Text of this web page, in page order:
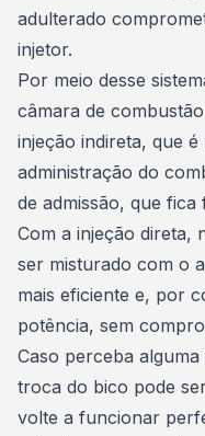
adulterado
injetor.
Por meio desse
câmara de
injeção indireta, que
administração do
de admissão, que
Com a injeção direta,
ser misturado com o
mais eficiente e, por
potência, sem
Caso perceba
troca do bico pode
volte a funcionar